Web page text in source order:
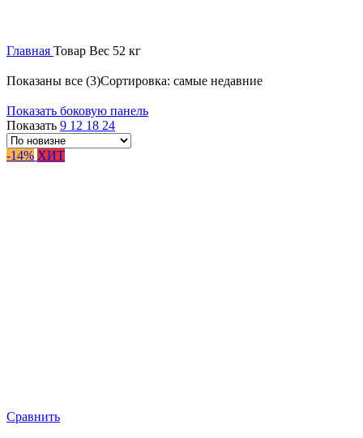
Главная Товар Вес 52 кг
Показаны все (3)Сортировка: самые недавние
Показать боковую панель
Показать 9 12 18 24
-14% ХИТ
Сравнить